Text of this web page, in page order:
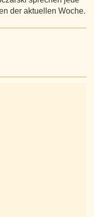
der aktuellen Woche.